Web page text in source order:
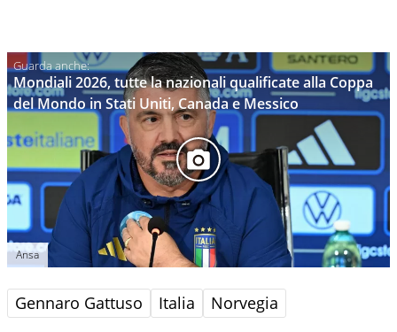
Mondiali 2026, tutte la nazionali qualificate alla Coppa
del Mondo in Stati Uniti, Canada e Messico
Ansa
Gennaro Gattuso Italia Norvegia